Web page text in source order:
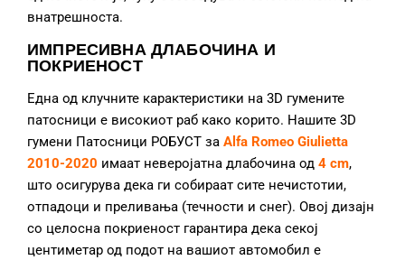
внатрешноста.
ИМПРЕСИВНА ДЛАБОЧИНА И
ПОКРИЕНОСТ
Една од клучните карактеристики на 3D гумените
патосници е високиот раб како корито. Нашите 3D
гумени Патосници РОБУСТ за Alfa Romeo Giulietta
2010-2020 имаат неверојатна длабочина од 4 cm,
што осигурува дека ги собираат сите нечистотии,
отпадоци и преливања (течности и снег). Овој дизајн
со целосна покриеност гарантира дека секој
центиметар од подот на вашиот автомобил е